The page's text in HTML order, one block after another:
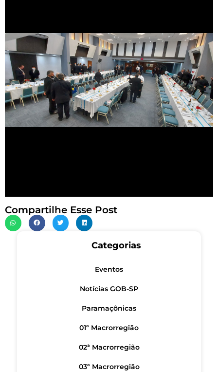
Compartilhe Esse Post
Categorias
Eventos
Notícias GOB-SP
Paramaçônicas
01ª Macrorregião
02ª Macrorregião
03ª Macrorregião